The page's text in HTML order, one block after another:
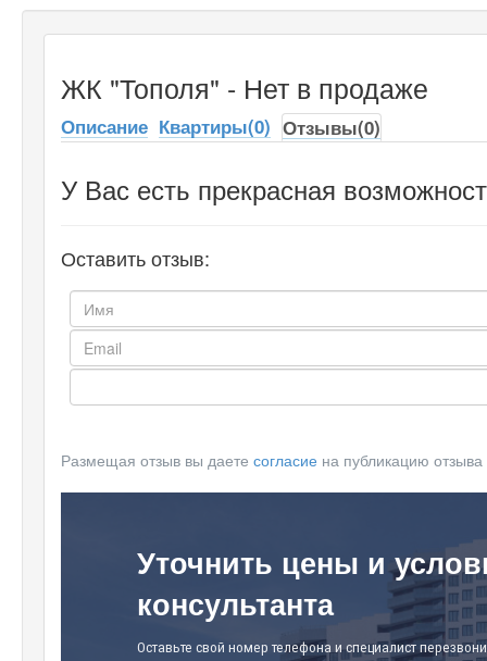
ЖК "Тополя" - Нет в продаже
Описание Квартиры(0) Отзывы(0)
У Вас есть прекрасная
Оставить отзыв:
Размещая отзыв вы даете согласие на публикацию отзыва
Уточнить цены и
консультанта
Оставьте свой номер телефона и специалист